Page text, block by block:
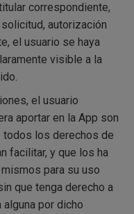
correspondiente,
autorización
el usuario se haya
visible a la
el usuario
aportar en la App son
todos los derechos de
facilitar, y que los ha
para su uso
que tenga derecho a
por dicho